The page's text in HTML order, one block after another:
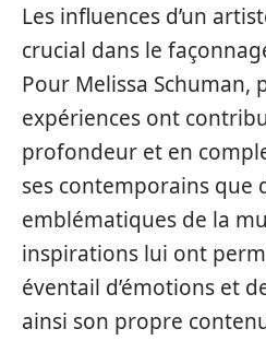
Les influences d’un
crucial dans le
Pour Melissa Schuman,
expériences ont
profondeur et en
ses contemporains que
emblématiques de la
inspirations lui ont
éventail d’émotions et
ainsi son propre